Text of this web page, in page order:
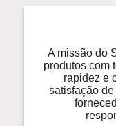
A missão do
produtos com
rapidez e
satisfação